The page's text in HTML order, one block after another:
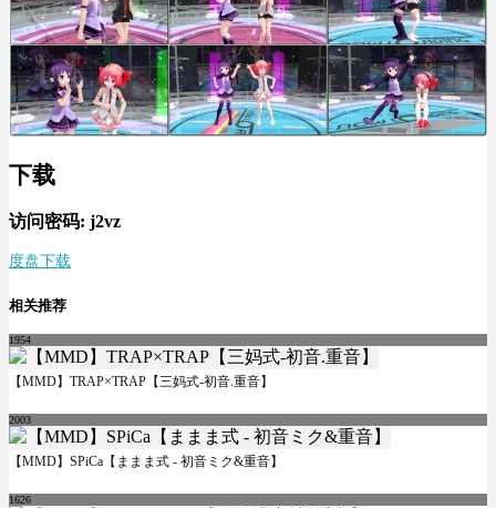
下载
访问密码: j2vz
度盘下载
相关推荐
1954
【MMD】TRAP×TRAP【三妈式-初音.重音】
2003
【MMD】SPiCa【ままま式 - 初音ミク&重音】
1626